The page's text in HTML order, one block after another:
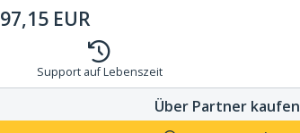
97,15 EUR
Support auf Lebenszeit
Über Partner kaufen